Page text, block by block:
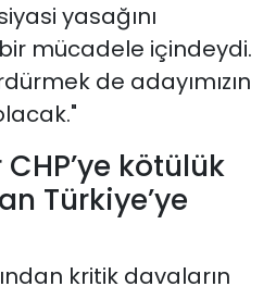
yasağını
mücadele içindeydi.
de adayımızın
kötülük
Türkiye’ye
kritik davaların